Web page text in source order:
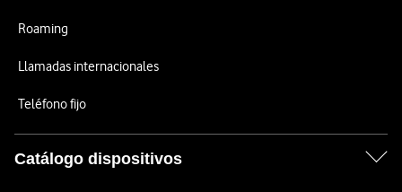
Roaming
Llamadas internacionales
Teléfono fijo
Catálogo dispositivos